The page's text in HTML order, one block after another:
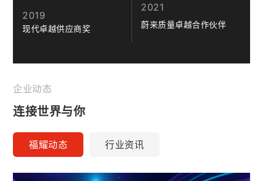
2019
现代卓越供应商奖
2021
蔚来质量卓越合作伙伴
企业动态
连接世界与你
福耀动态 行业资讯